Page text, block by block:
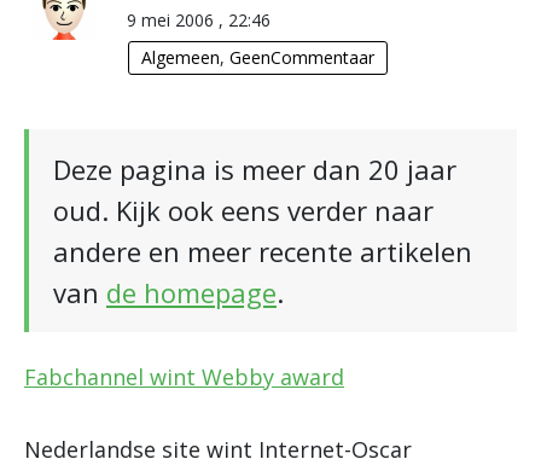
9 mei 2006 , 22:46
Algemeen, GeenCommentaar
Deze pagina is meer dan 20 jaar
oud. Kijk ook eens verder naar
andere en meer recente artikelen
van de homepage.
Fabchannel wint Webby award
Nederlandse site wint Internet-Oscar